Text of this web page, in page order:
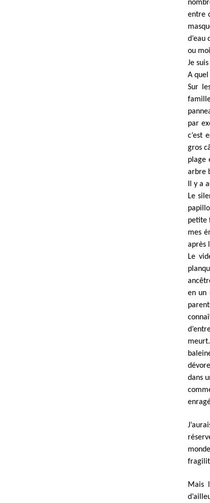
entre
d’eau
ou
Je
A
Sur
par
c’est
gros
plage
arbre
Il y a
Le
petite
mes
après
Le
en un
dans
Mais